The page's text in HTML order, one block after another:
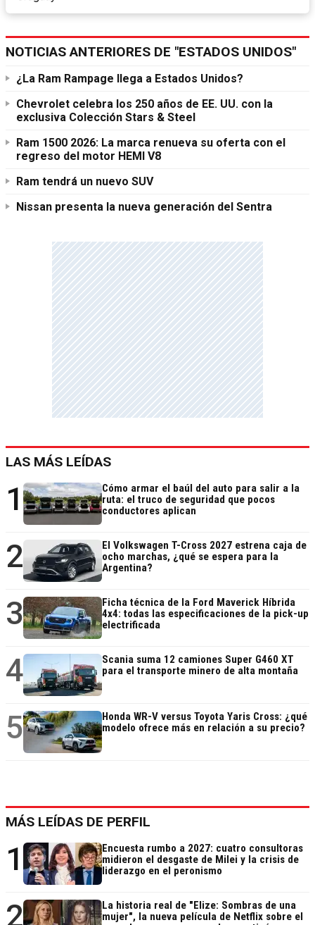
NOTICIAS ANTERIORES DE "ESTADOS UNIDOS"
¿La Ram Rampage llega a Estados Unidos?
Chevrolet celebra los 250 años de EE. UU. con la
exclusiva Colección Stars & Steel
Ram 1500 2026: La marca renueva su oferta con el
regreso del motor HEMI V8
Ram tendrá un nuevo SUV
Nissan presenta la nueva generación del Sentra
LAS MÁS LEÍDAS
1
Cómo armar el baúl del auto para salir a la
ruta: el truco de seguridad que pocos
conductores aplican
2
El Volkswagen T-Cross 2027 estrena caja de
ocho marchas, ¿qué se espera para la
Argentina?
3
Ficha técnica de la Ford Maverick Híbrida
4x4: todas las especificaciones de la pick-up
electrificada
4
Scania suma 12 camiones Super G460 XT
para el transporte minero de alta montaña
5
Honda WR-V versus Toyota Yaris Cross: ¿qué
modelo ofrece más en relación a su precio?
MÁS LEÍDAS DE PERFIL
1
Encuesta rumbo a 2027: cuatro consultoras
midieron el desgaste de Milei y la crisis de
liderazgo en el peronismo
2
La historia real de "Elize: Sombras de una
mujer", la nueva película de Netflix sobre el